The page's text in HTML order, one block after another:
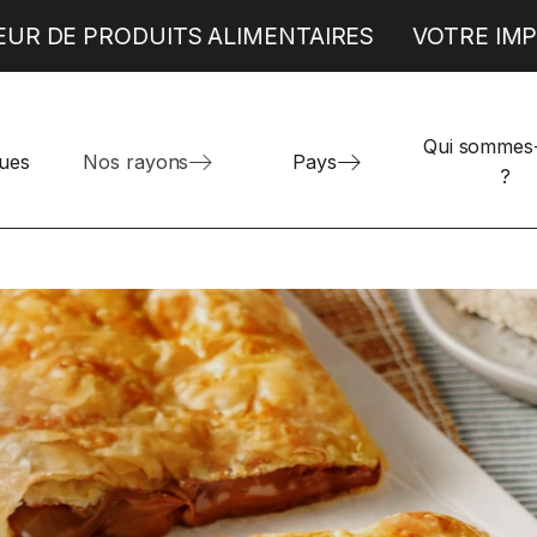
DE PRODUITS ALIMENTAIRES VOTRE
TRAITEUR BOULANGERIE
Donuts et Mini Beignets
Produits alimentaires espagnols
Nos rayons Pays
Qui
?